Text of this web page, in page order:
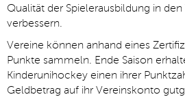
Qualität der Spielerausbildung in
verbessern.
Vereine können anhand eines
Punkte sammeln. Ende Saison
Kinderunihockey einen ihrer
Geldbetrag auf ihr Vereinskonto